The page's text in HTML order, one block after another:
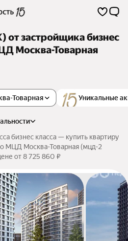
от застройщика бизнес
Москва-Товарная
Уникальные
Товарная
бизнес класса — купить квартиру
МЦД Москва-Товарная (мцд-2
от 8 725 860 ₽